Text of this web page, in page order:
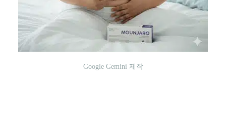
Google Gemini 제작